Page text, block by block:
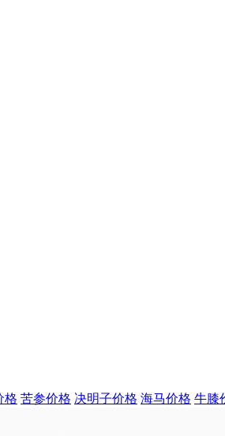
格 苦参价格 决明子价格 海马价格 牛膝